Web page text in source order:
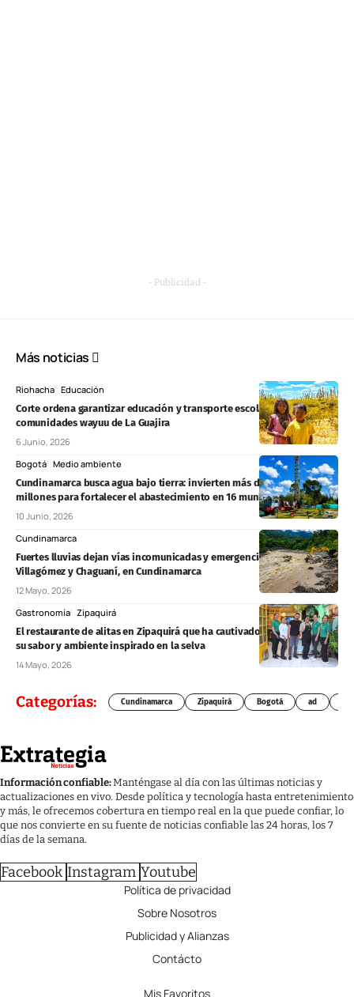
- Publicidad -
Más noticias
Riohacha Educación
Corte ordena garantizar educación y transporte escolar a
comunidades wayuu de La Guajira
6 Junio, 2026
Bogotá Medio ambiente
Cundinamarca busca agua bajo tierra: invierten más de $12.240
millones para fortalecer el abastecimiento en 16 municipios
10 Junio, 2026
Cundinamarca
Fuertes lluvias dejan vías incomunicadas y emergencias en Medina,
Villagómez y Chaguaní, en Cundinamarca
12 Mayo, 2026
Gastronomía Zipaquirá
El restaurante de alitas en Zipaquirá que ha cautivado al público por
su sabor y ambiente inspirado en la selva
14 Mayo, 2026
Categorías: Cundinamarca Zipaquirá Bogotá ad
Información confiable:Manténgase al día con las últimas noticias y
actualizaciones en vivo. Desde política y tecnología hasta entretenimiento
y más, le ofrecemos cobertura en tiempo real en la que puede confiar, lo
que nos convierte en su fuente de noticias confiable las 24 horas, los 7
días de la semana.
Facebook Instagram Youtube
Política de privacidad
Sobre Nosotros
Publicidad y Alianzas
Contácto
Mis Favoritos